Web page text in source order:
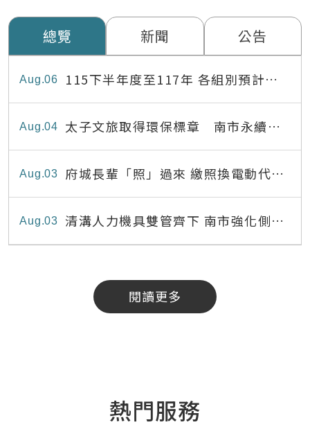
總覽 新聞 公告
06
Aug
115下半年度至117年 各組別預計出
缺員額表
04
Aug
太子文旅取得環保標章 南市永續旅
宿達22家
03
Aug
府城長輩「照」過來 繳照換電動代步
最高補助8,000元
03
Aug
清溝人力機具雙管齊下 南市強化側溝
清疏效能
閱讀更多
熱門服務